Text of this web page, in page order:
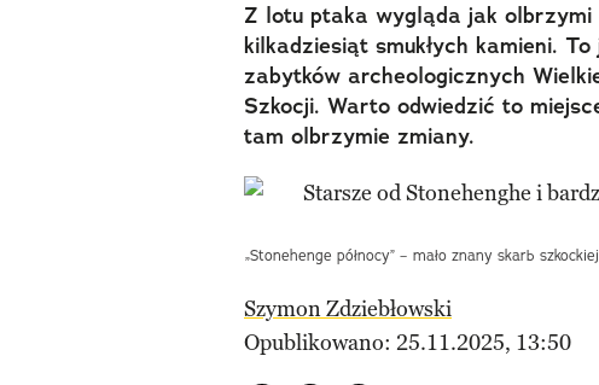
Z lotu ptaka wygląda jak
kilkadziesiąt smukłych kamieni.
zabytków archeologicznych
Szkocji. Warto odwiedzić to
tam olbrzymie zmiany.
„Stonehenge północy” – mało znany skarb
Szymon Zdziebłowski
Opublikowano: 25.11.2025, 13:50